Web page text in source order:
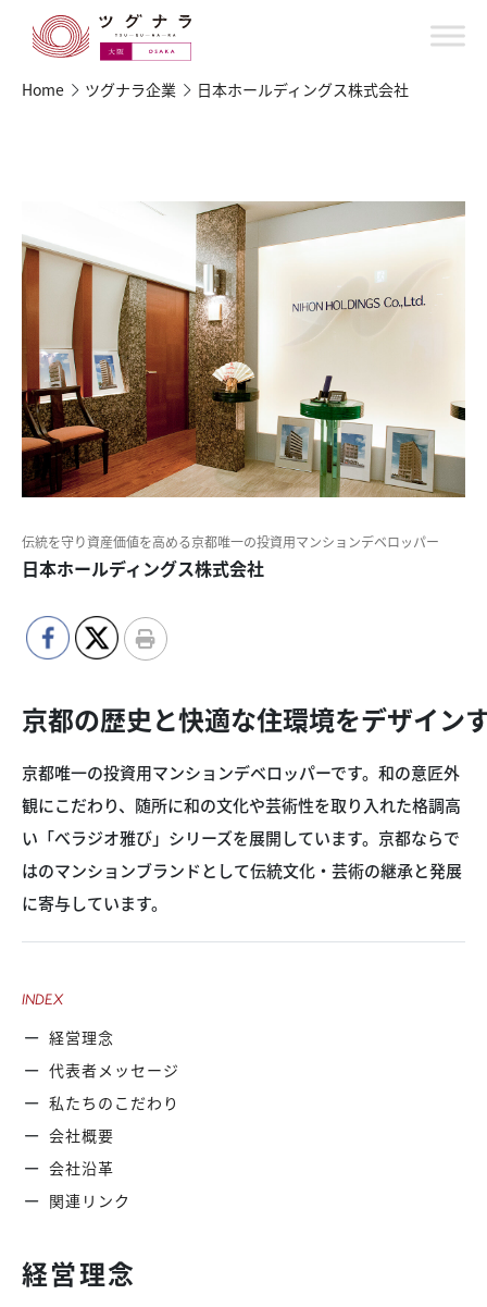
Home ツグナラ企業 日本ホールディングス株式会社
伝統を守り資産価値を高める京都唯一の投資用マンションデベロッパー
日本ホールディングス株式会社
京都の歴史と快適な住環境をデザイン
京都唯一の投資用マンションデベロッパーです。和の意匠外
観にこだわり、随所に和の文化や芸術性を取り入れた格調高
い「べラジオ雅び」シリーズを展開しています。京都ならで
はのマンションブランドとして伝統文化・芸術の継承と発展
に寄与しています。
INDEX
経営理念
代表者メッセージ
私たちのこだわり
会社概要
会社沿革
関連リンク
経営理念